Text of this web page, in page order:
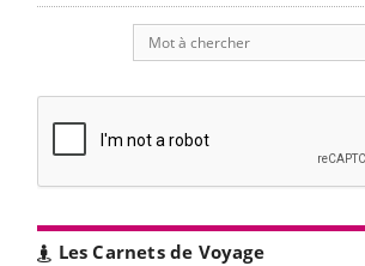
Les Carnets de Voyage